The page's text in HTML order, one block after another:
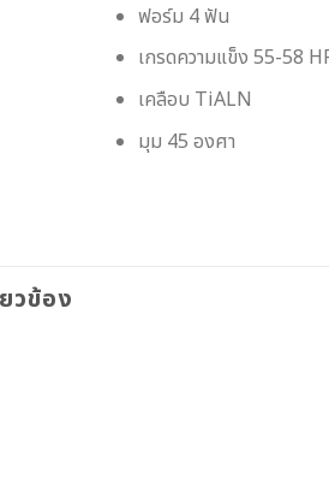
ฟอร์ม 4 ฟัน
เกรดความแข็ง 55-58
เคลือบ TiALN
มุม 45 องศา
วข้อง